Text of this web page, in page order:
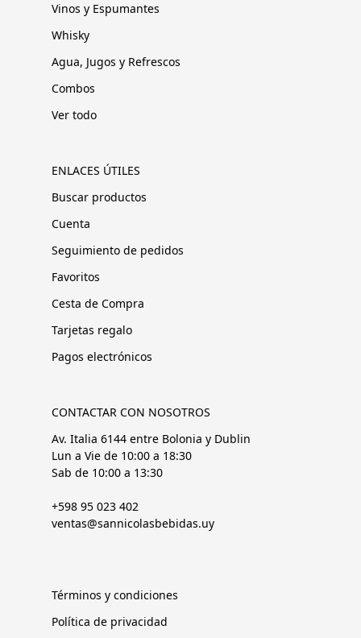
Vinos y Espumantes
Whisky
Agua, Jugos y Refrescos
Combos
Ver todo
ENLACES ÚTILES
Buscar productos
Cuenta
Seguimiento de pedidos
Favoritos
Cesta de Compra
Tarjetas regalo
Pagos electrónicos
CONTACTAR CON NOSOTROS
Av. Italia 6144 entre Bolonia y Dublin
Lun a Vie de 10:00 a 18:30
Sab de 10:00 a 13:30
+598 95 023 402
ventas@sannicolasbebidas.uy
Términos y condiciones
Política de privacidad